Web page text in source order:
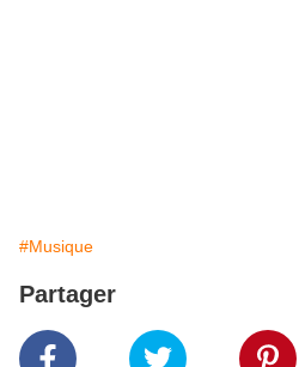
#Musique
Partager